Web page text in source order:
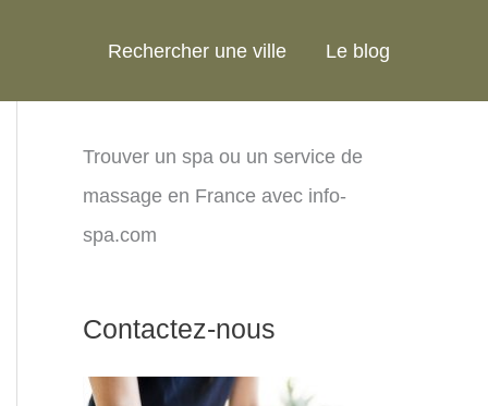
Rechercher une ville Le blog
Trouver un spa ou un service de
massage en France avec info-
spa.com
Contactez-nous